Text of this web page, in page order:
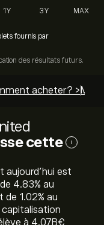
1Y 3Y MAX
fournis par
des résultats futurs.
acheter? >
cette
i
aujourd'hui est
‎4.83‎% au
‎1.02‎% au
capitalisation
à 4.07B‎€‎